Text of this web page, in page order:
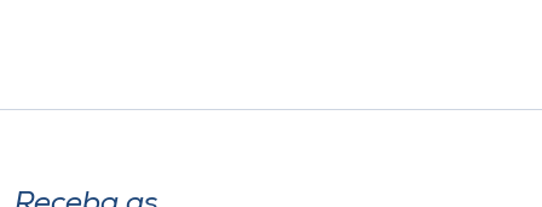
Selecione